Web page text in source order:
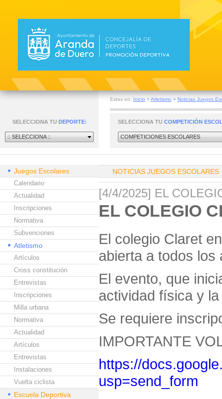
Estas en: Inicio >Atletismo > Noticias Juegos
SELECCIONA TU DEPORTE:
:: SELECCIONA ::
SELECCIONA TU COMPETICIÓN
COMPETICIONES ESCOLARES
Juegos Escolares
Calendario
Actualidad
Inscripciones
Normativa
Subvenciones
Atletismo
Artículos
Cross constitución
Entrevistas
Inscripciones
Milla urbana
Normativa
Actualidad
Artículos
Entrevistas
Instalaciones
Vuelta ciclista
Escuela Deportiva
NOTICIAS JUEGOS ESCOLARES
[4/4/2025] EL
EL COLEGIO
El colegio Claret
abierta a todos los
El evento, que
actividad física y
Se requiere
IMPORTANTE
https://
usp=send_form